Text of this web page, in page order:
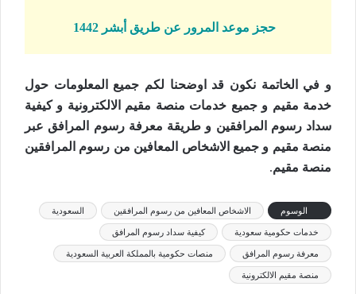
حجز موعد المرور عن طريق أبشر 1442
و في الخاتمة نكون قد اوضحنا لكم جميع المعلومات حول
خدمة مقيم و جميع خدمات منصة مقيم الالكترونية و كيفية
سداد رسوم المرافقين و طريقة معرفة رسوم المرافق عبر
منصة مقيم و جميع الاشخاص المعافين من رسوم المرافقين
منصة مقيم.
الوسوم الاشخاص المعافين من رسوم المرافقين السعودية
خدمات حكومية سعودية كيفية سداد رسوم المرافق
معرفة رسوم المرافق منصات حكومية بالمملكة العربية السعودية
منصة مقيم الالكترونية